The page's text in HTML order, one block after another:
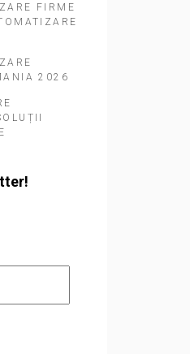
FIRME
2026